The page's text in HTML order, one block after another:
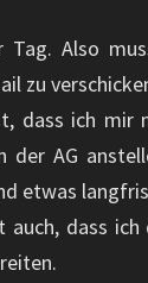
Also
zu
dass ich mir
AG
etwas
dass